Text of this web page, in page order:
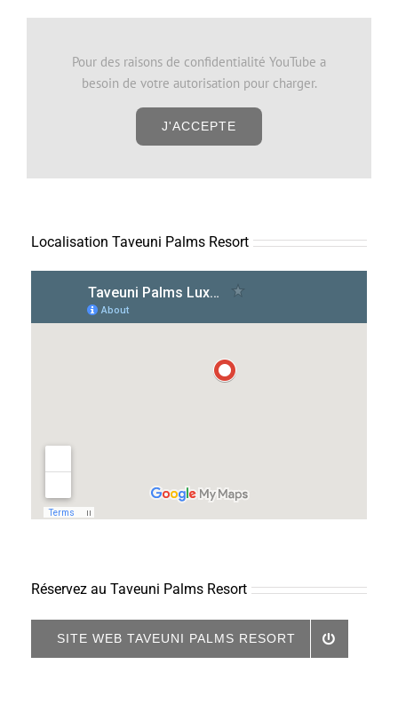
Pour des raisons de confidentialité YouTube a
besoin de votre autorisation pour charger.
J'ACCEPTE
Localisation Taveuni Palms Resort
Réservez au Taveuni Palms Resort
SITE WEB TAVEUNI PALMS RESORT